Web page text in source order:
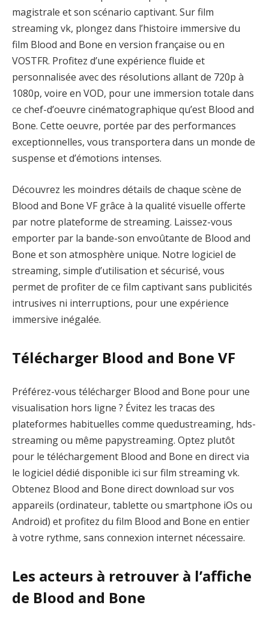
magistrale et son scénario captivant. Sur film
streaming vk, plongez dans l’histoire immersive du
film Blood and Bone en version française ou en
VOSTFR. Profitez d’une expérience fluide et
personnalisée avec des résolutions allant de 720p à
1080p, voire en VOD, pour une immersion totale dans
ce chef-d’oeuvre cinématographique qu’est Blood and
Bone. Cette oeuvre, portée par des performances
exceptionnelles, vous transportera dans un monde de
suspense et d’émotions intenses.
Découvrez les moindres détails de chaque scène de
Blood and Bone VF grâce à la qualité visuelle offerte
par notre plateforme de streaming. Laissez-vous
emporter par la bande-son envoûtante de Blood and
Bone et son atmosphère unique. Notre logiciel de
streaming, simple d’utilisation et sécurisé, vous
permet de profiter de ce film captivant sans publicités
intrusives ni interruptions, pour une expérience
immersive inégalée.
Télécharger Blood and Bone VF
Préférez-vous télécharger Blood and Bone pour une
visualisation hors ligne ? Évitez les tracas des
plateformes habituelles comme quedustreaming, hds-
streaming ou même papystreaming. Optez plutôt
pour le téléchargement Blood and Bone en direct via
le logiciel dédié disponible ici sur film streaming vk.
Obtenez Blood and Bone direct download sur vos
appareils (ordinateur, tablette ou smartphone iOs ou
Android) et profitez du film Blood and Bone en entier
à votre rythme, sans connexion internet nécessaire.
Les acteurs à retrouver à l’affiche
de Blood and Bone